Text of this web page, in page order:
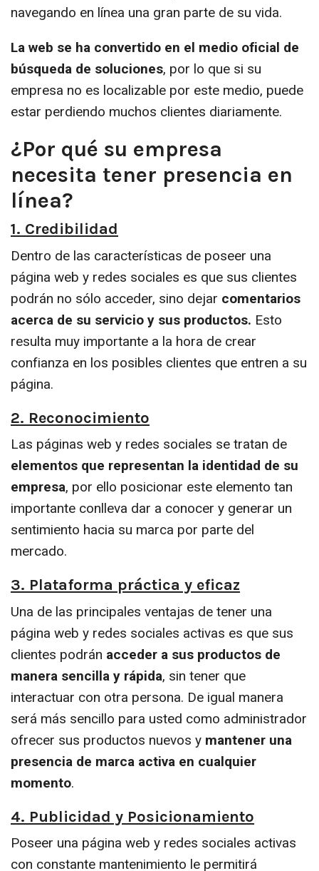
navegando en línea una gran parte de su vida.
La web se ha convertido en el medio oficial de
búsqueda de soluciones, por lo que si su
empresa no es localizable por este medio, puede
estar perdiendo muchos clientes diariamente.
¿Por qué su empresa
necesita tener presencia en
línea?
1. Credibilidad
Dentro de las características de poseer una
página web y redes sociales es que sus clientes
podrán no sólo acceder, sino dejar comentarios
acerca de su servicio y sus productos. Esto
resulta muy importante a la hora de crear
confianza en los posibles clientes que entren a su
página.
2. Reconocimiento
Las páginas web y redes sociales se tratan de
elementos que representan la identidad de su
empresa, por ello posicionar este elemento tan
importante conlleva dar a conocer y generar un
sentimiento hacia su marca por parte del
mercado.
3. Plataforma práctica y eficaz
Una de las principales ventajas de tener una
página web y redes sociales activas es que sus
clientes podrán acceder a sus productos de
manera sencilla y rápida, sin tener que
interactuar con otra persona. De igual manera
será más sencillo para usted como administrador
ofrecer sus productos nuevos y mantener una
presencia de marca activa en cualquier
momento.
4. Publicidad y Posicionamiento
Poseer una página web y redes sociales activas
con constante mantenimiento le permitirá